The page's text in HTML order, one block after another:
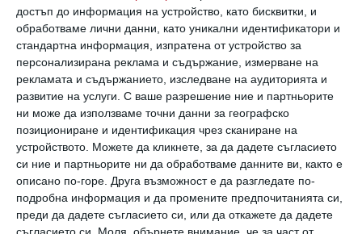
достъп до информация на устройство, като бисквитки, и
обработваме лични данни, като уникални идентификатори и
стандартна информация, изпратена от устройство за
персонализирана реклама и съдържание, измерване на
рекламата и съдържанието, изследване на аудиторията и
развитие на услуги. С ваше разрешение ние и партньорите
ни може да използваме точни данни за географско
позициониране и идентификация чрез сканиране на
устройството. Можете да кликнете, за да дадете съгласието
си ние и партньорите ни да обработваме данните ви, както е
описано по-горе. Друга възможност е да разгледате по-
подробна информация и да промените предпочитанията си,
преди да дадете съгласието си, или да откажете да дадете
Любовта винаги започва ярко: романтични
вечери, разговори до сутринта, желание да
се изненадвате и радвате един друг. Но с
течение на времето връзката се превръща
в навик, а навикът е враг на страстта.
Мъжът започва да приема жената си за
даденост.
Когато всичко върви по сценарий, жената се
чувства невидима. Тя иска да бъде